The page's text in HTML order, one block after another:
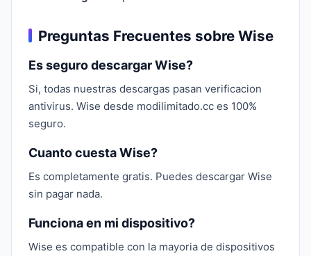
Preguntas Frecuentes sobre Wise
Es seguro descargar Wise?
Si, todas nuestras descargas pasan verificacion
antivirus. Wise desde modilimitado.cc es 100%
seguro.
Cuanto cuesta Wise?
Es completamente gratis. Puedes descargar Wise
sin pagar nada.
Funciona en mi dispositivo?
Wise es compatible con la mayoria de dispositivos